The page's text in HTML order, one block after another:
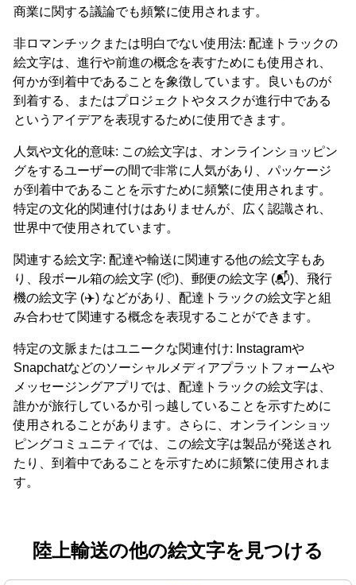
商業に関する議論でも頻繁に使用されます。
非ロマンチックまたは明白でない使用法: 配達トラックの
絵文字は、進行や前進の概念を表すためにも使用され、
何かが到着中であることを象徴しています。良いものが
到着する、またはプロジェクトやタスクが進行中である
というアイデアを表現するために使用できます。
人気や文化的意味: この絵文字は、オンラインショッピン
グをするユーザーの間で非常に人気があり、パッケージ
が到着中であることを示すために頻繁に使用されます。
特定の文化的関連付けはありませんが、広く認識され、
世界中で使用されています。
関連する絵文字: 配達や輸送に関連する他の絵文字もあ
り、段ボール箱の絵文字 (📦)、郵便の絵文字 (📬)、飛行
機の絵文字 (✈️) などがあり、配達トラックの絵文字と組
み合わせて関連する概念を表現することができます。
特定の文脈またはユニークな関連付け: Instagramや
Snapchatなどのソーシャルメディアプラットフォームや
メッセージングアプリでは、配達トラックの絵文字は、
誰かが旅行しているか引っ越していることを示すために
使用されることがあります。さらに、オンラインショッ
ピングコミュニティでは、この絵文字は製品が発送され
たり、到着中であることを示すために頻繁に使用されま
す。
陸上輸送の他の絵文字を見つける